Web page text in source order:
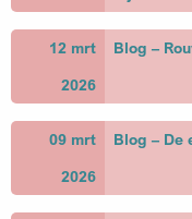
12 mrt
2026
Blog –
09 mrt
2026
Blog – De